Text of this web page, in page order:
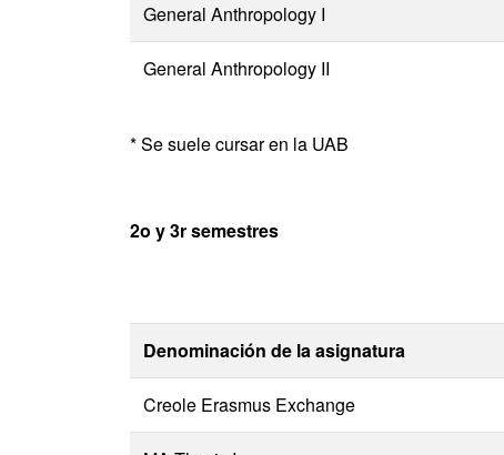
General Anthropology I
General Anthropology II
* Se suele cursar en la UAB
2o y 3r semestres
Denominación de la asignatura
Creole Erasmus Exchange